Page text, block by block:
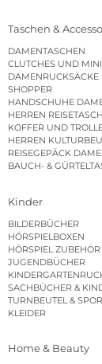
Taschen &
DAMENTASCHEN
CLUTCHES UND
DAMENRUCKSÄCKE
SHOPPER
HANDSCHUHE
HERREN
KOFFER UND
HERREN
REISEGEPÄCK
BAUCH- &
Kinder
BILDERBÜCHER
HÖRSPIELBOXEN
HÖRSPIEL ZUBEHÖR
JUGENDBÜCHER
SACHBÜCHER &
TURNBEUTEL &
KLEIDER
Home & Beauty